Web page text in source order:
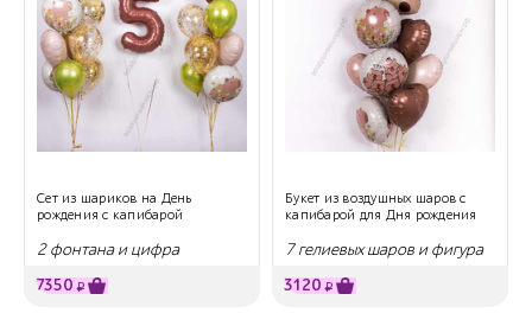
Сет из шариков на День
рождения с капибарой
2 фонтана и цифра
7350 ₽
Букет из воздушных шаров с
капибарой для Дня рождения
7 гелиевых шаров и фигура
3120 ₽